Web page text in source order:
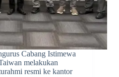
Cabang Istimewa
melakukan
resmi ke kantor